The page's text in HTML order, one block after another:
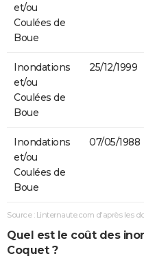
et/ou
Coulées de
Boue
Inondations
et/ou
Coulées de
Boue
25/12/1999
Inondations
et/ou
Coulées de
Boue
07/05/1988
Source : Linternaute.com d'après les
Quel est le coût des
Coquet ?